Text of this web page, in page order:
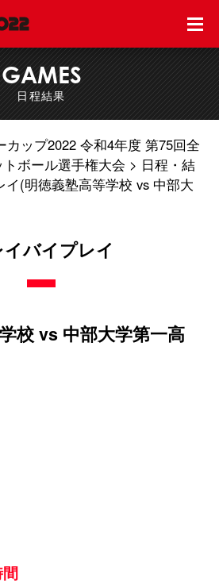
GAMES
日程結果
カップ2022 令和4年度 第75回全
ボール選手権大会
日程・結
イ(明徳義塾高等学校 vs 中部大
イバイプレイ
校 vs 中部大学第一高